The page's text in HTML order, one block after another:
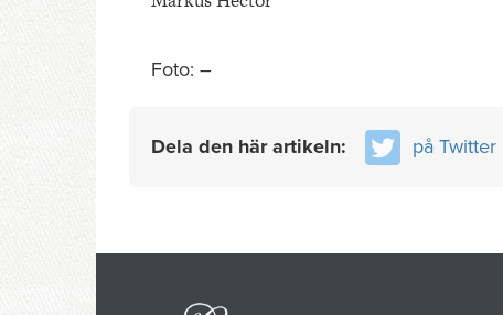
Foto: –
Dela den här artikeln: på Twitter